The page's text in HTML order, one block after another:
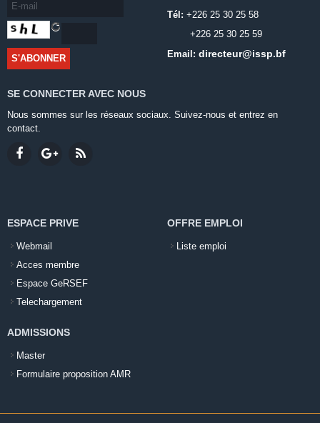
Tél: +226 25 30 25 58
+226 25 30 25 59
Email: directeur@issp.bf
SE CONNECTER AVEC NOUS
Nous sommes sur les réseaux sociaux. Suivez-nous et entrez en
contact.
ESPACE PRIVE
Webmail
Acces membre
Espace GeRSEF
Telechargement
OFFRE EMPLOI
Liste emploi
ADMISSIONS
Master
Formulaire proposition AMR